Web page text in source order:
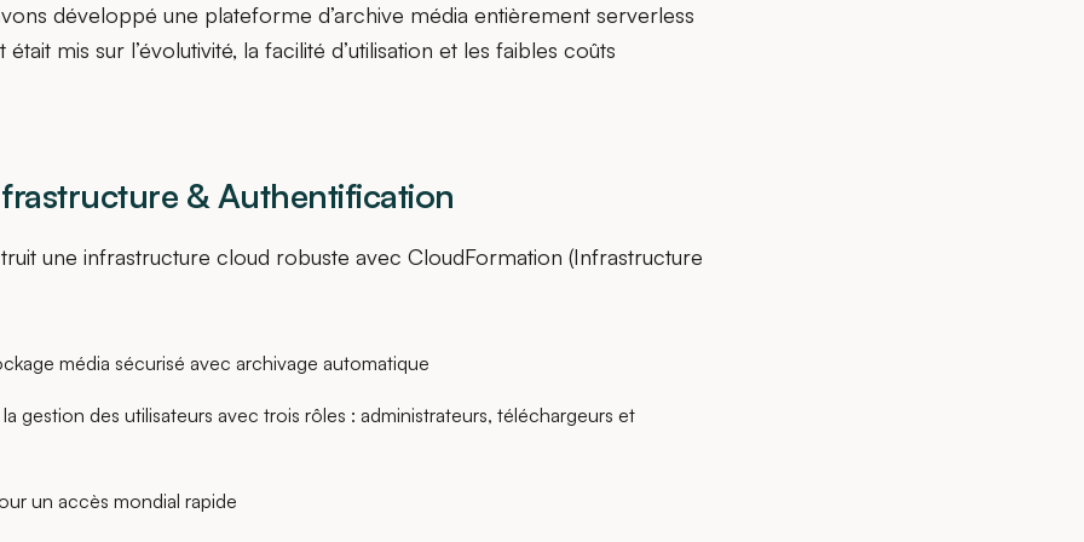
développé une plateforme d’archive média entièrement serverless
était mis sur l’évolutivité, la facilité d’utilisation et les faibles coûts
& Authentification
une infrastructure cloud robuste avec CloudFormation (Infrastructure
média sécurisé avec archivage automatique
gestion des utilisateurs avec trois rôles : administrateurs, téléchargeurs et
un accès mondial rapide